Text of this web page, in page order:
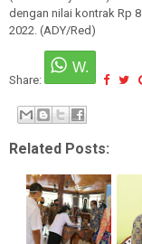
dengan nilai kontrak Rp
2022. (ADY/Red)
Share:
Related Posts: